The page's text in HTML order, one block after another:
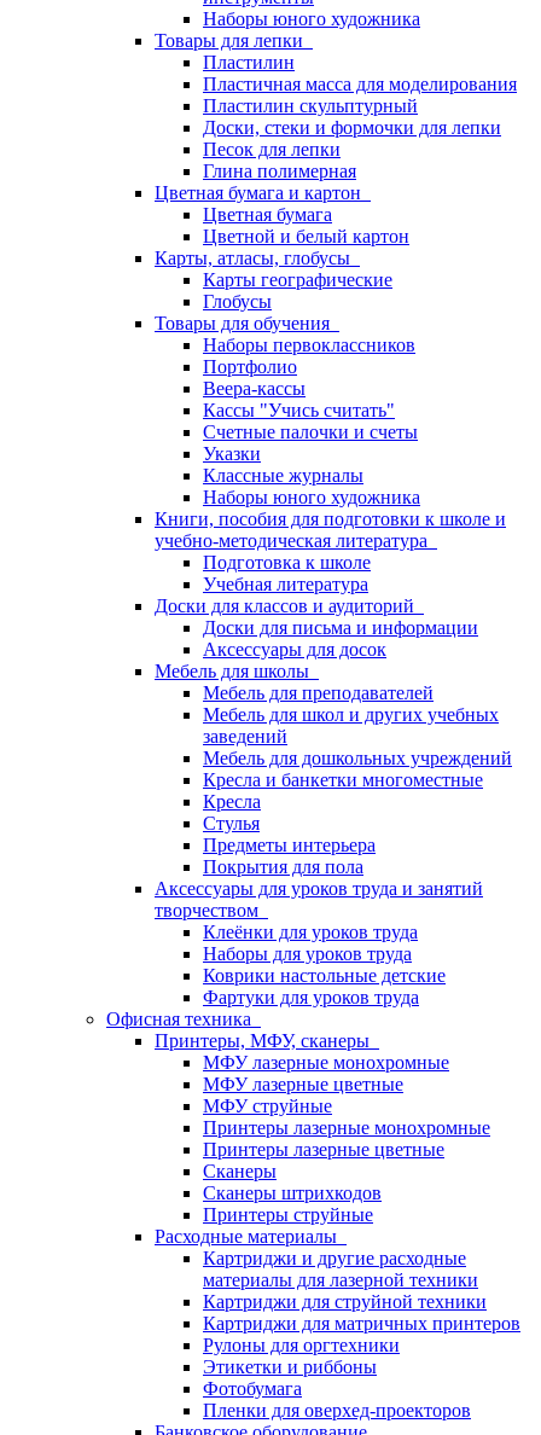
Наборы юного художника
Товары для лепки
Пластилин
Пластичная масса для моделирования
Пластилин скульптурный
Доски, стеки и формочки для лепки
Песок для лепки
Глина полимерная
Цветная бумага и картон
Цветная бумага
Цветной и белый картон
Карты, атласы, глобусы
Карты географические
Глобусы
Товары для обучения
Наборы первоклассников
Портфолио
Веера-кассы
Кассы "Учись считать"
Счетные палочки и счеты
Указки
Классные журналы
Наборы юного художника
Книги, пособия для подготовки к школе и
учебно-методическая литература
Подготовка к школе
Учебная литература
Доски для классов и аудиторий
Доски для письма и информации
Аксессуары для досок
Мебель для школы
Мебель для преподавателей
Мебель для школ и других учебных
заведений
Мебель для дошкольных учреждений
Кресла и банкетки многоместные
Кресла
Стулья
Предметы интерьера
Покрытия для пола
Аксессуары для уроков труда и занятий
творчеством
Клеёнки для уроков труда
Наборы для уроков труда
Коврики настольные детские
Фартуки для уроков труда
Офисная техника
Принтеры, МФУ, сканеры
МФУ лазерные монохромные
МФУ лазерные цветные
МФУ струйные
Принтеры лазерные монохромные
Принтеры лазерные цветные
Сканеры
Сканеры штрихкодов
Принтеры струйные
Расходные материалы
Картриджи и другие расходные
материалы для лазерной техники
Картриджи для струйной техники
Картриджи для матричных принтеров
Рулоны для оргтехники
Этикетки и риббоны
Фотобумага
Пленки для оверхед-проекторов